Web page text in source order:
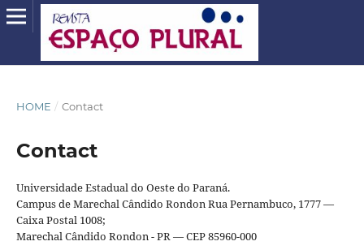
HOME / Contact
Contact
Universidade Estadual do Oeste do Paraná.
Campus de Marechal Cândido Rondon Rua Pernambuco, 1777 —
Caixa Postal 1008;
Marechal Cândido Rondon - PR — CEP 85960-000